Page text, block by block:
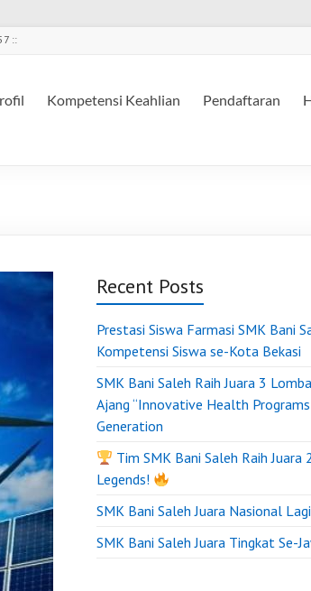
::
Kompetensi Keahlian Pendaftaran
Recent Posts
Prestasi Siswa Farmasi SMK Bani
Kompetensi Siswa se-Kota Bekasi
SMK Bani Saleh Raih Juara 3
Ajang “Innovative Health
Generation
Tim SMK Bani Saleh Raih Juara
Legends!
SMK Bani Saleh Juara Nasional
SMK Bani Saleh Juara Tingkat Se-